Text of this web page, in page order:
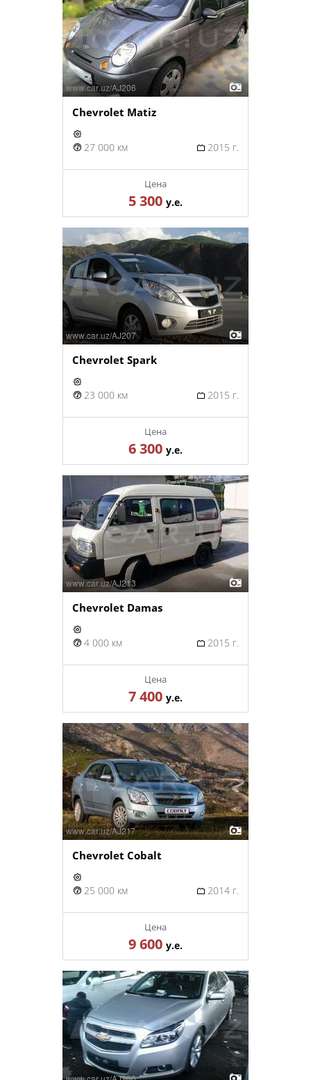
Chevrolet Matiz
27 000 км 2015 г.
Цена
5 300 у.е.
Chevrolet Spark
23 000 км 2015 г.
Цена
6 300 у.е.
Chevrolet Damas
4 000 км 2015 г.
Цена
7 400 у.е.
Chevrolet Cobalt
25 000 км 2014 г.
Цена
9 600 у.е.